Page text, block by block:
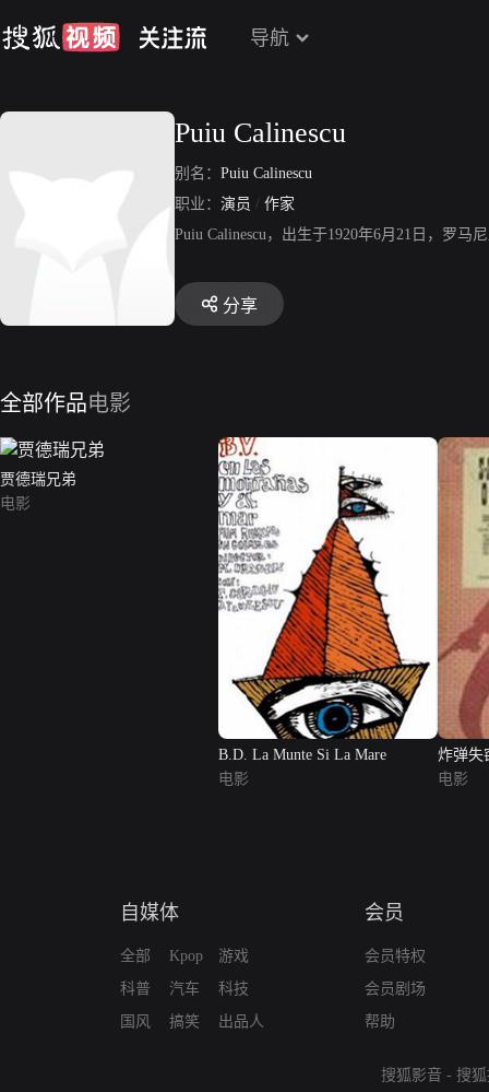
导航
Puiu Calinescu
别名： Puiu Calinescu
职业： 演员 / 作家
Puiu Calinescu，出生于1920年6月21日，罗
分享
全部作品电影
贾德瑞兄弟
电影
B.D. La Munte Si La Mare
电影
炸弹失
电影
自媒体
全部
科普
国风
Kpop
汽车
搞笑
游戏
科技
出品人
会员
会员特权
会员剧场
帮助
搜狐影音 - 搜